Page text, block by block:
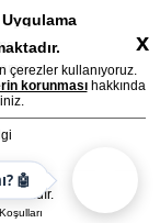
🤖
çerezler kullanıyoruz.
korunmasıhakkında
x